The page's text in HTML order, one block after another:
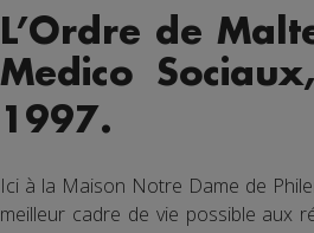
L’Ordre de
Medico
1997.
Ici à la Maison Notre Dame de
meilleur cadre de vie possible aux